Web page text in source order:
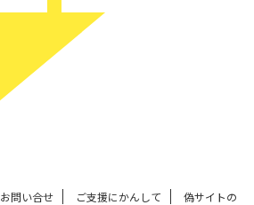
お問い合せ ご支援にかんして
偽サイトの